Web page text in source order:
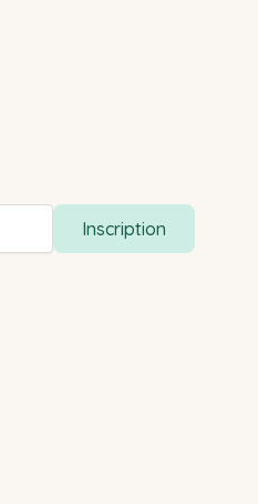
Adresse email
Inscription